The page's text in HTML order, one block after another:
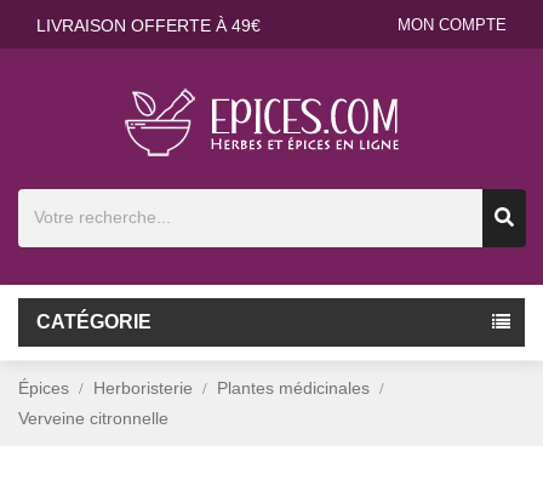
LIVRAISON OFFERTE À 49€ MON COMPTE
CATÉGORIE
Épices Herboristerie
Plantes médicinales
Verveine citronnelle